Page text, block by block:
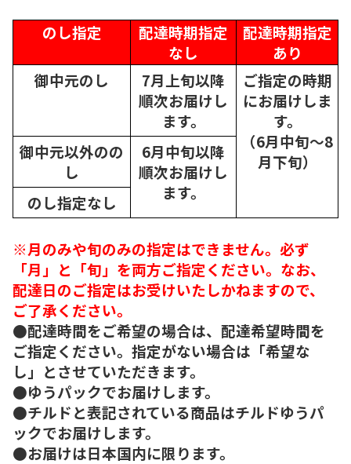
のし指定
配達時期指定
なし
配達時期指定
あり
御中元のし
7月上旬以降
順次お届けし
ます。
ご指定の時期
にお届けしま
す。
（6月中旬～8
月下旬）
御中元以外のの
し
6月中旬以降
順次お届けし
ます。
のし指定なし
※月のみや旬のみの指定はできません。必ず
「月」と「旬」を両方ご指定ください。なお、
配達日のご指定はお受けいたしかねますので、
ご了承ください。
●配達時間をご希望の場合は、配達希望時間を
ご指定ください。指定がない場合は「希望な
し」とさせていただきます。
●ゆうパックでお届けします。
●チルドと表記されている商品はチルドゆうパ
ックでお届けします。
●お届けは日本国内に限ります。